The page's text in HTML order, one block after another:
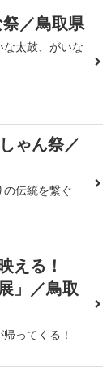
／鳥取県
太鼓、がいな
ゃん祭／
伝統を繋ぐ
える！
」／鳥取
ってくる！